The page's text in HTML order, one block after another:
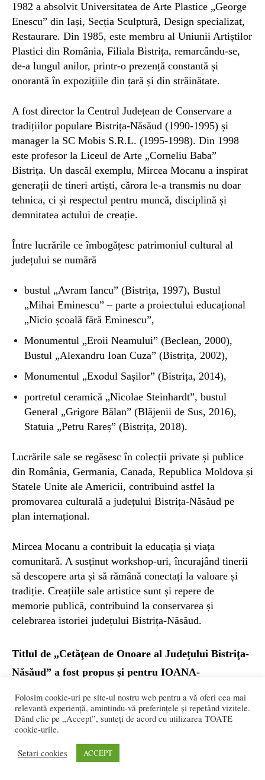
1982 a absolvit Universitatea de Arte Plastice „George
Enescu” din Iași, Secția Sculptură, Design specializat,
Restaurare. Din 1985, este membru al Uniunii Artiștilor
Plastici din România, Filiala Bistrița, remarcându-se,
de-a lungul anilor, printr-o prezență constantă și
onorantă în expozițiile din țară și din străinătate.
A fost director la Centrul Județean de Conservare a
tradițiilor populare Bistrița-Năsăud (1990-1995) și
manager la SC Mobis S.R.L. (1995-1998). Din 1998
este profesor la Liceul de Arte „Corneliu Baba”
Bistrița. Un dascăl exemplu, Mircea Mocanu a inspirat
generații de tineri artiști, cărora le-a transmis nu doar
tehnica, ci și respectul pentru muncă, disciplină și
demnitatea actului de creație.
Între lucrările ce îmbogățesc patrimoniul cultural al
județului se numără
bustul „Avram Iancu” (Bistrița, 1997), Bustul
„Mihai Eminescu” – parte a proiectului educațional
„Nicio școală fără Eminescu”,
Monumentul „Eroii Neamului” (Beclean, 2000),
Bustul „Alexandru Ioan Cuza” (Bistrița, 2002),
Monumentul „Exodul Sașilor” (Bistrița, 2014),
portretul ceramică „Nicolae Steinhardt”, bustul
General „Grigore Bălan” (Blăjenii de Sus, 2016),
Statuia „Petru Rareș” (Bistrița, 2018).
Lucrările sale se regăsesc în colecții private și publice
din România, Germania, Canada, Republica Moldova și
Statele Unite ale Americii, contribuind astfel la
promovarea culturală a județului Bistrița-Năsăud pe
plan internațional.
Mircea Mocanu a contribuit la educația și viața
comunitară. A susținut workshop-uri, încurajând tinerii
să descopere arta și să rămână conectați la valoare și
tradiție. Creațiile sale artistice sunt și repere de
memorie publică, contribuind la conservarea și
celebrarea istoriei județului Bistrița-Năsăud.
Titlul de „Cetăţean de Onoare al Judeţului Bistriţa-
Năsăud” a fost propus și pentru IOANA-
performanțele sportive excepționale.
Perseverența, disciplina și spiritul competitiv a dus
numele județului pe cele mai înalte podiumuri
internaționale, contribuind semnificativ la promovarea
Folosim cookie-uri pe site-ul nostru web pentru a vă oferi cea mai
relevantă experiență, amintindu-vă preferințele și repetând vizitele.
Dând clic pe „Accept”, sunteți de acord cu utilizarea TOATE
cookie-urile.
Setari cookies ACCEPT